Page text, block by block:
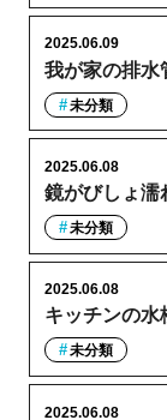
我が家の排水
2025.06.09
未分類
鏡がびしょ濡
2025.06.08
未分類
キッチンの水
2025.06.08
未分類
2025.06.08